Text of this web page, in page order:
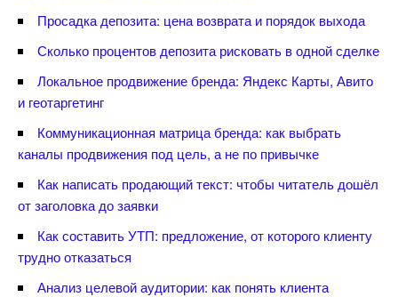
Просадка депозита: цена возврата и порядок выхода
Сколько процентов депозита рисковать в одной сделке
Локальное продвижение бренда: Яндекс Карты, Авито
и геотаргетин
Коммуникационная матрица бренда: как выбрать
каналы продвижения под цель, а не по привычке
Как написать продающий текст: чтобы читатель дошёл
от заголовка до заявки
Как составить УТП: предложение, от которого клиенту
трудно отказаться
Анализ целевой аудитории: как понять клиента